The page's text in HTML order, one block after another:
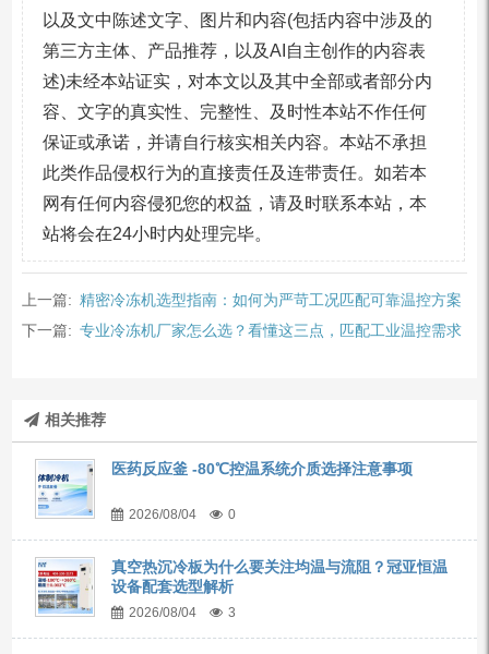
以及文中陈述文字、图片和内容(包括内容中涉及的
第三方主体、产品推荐，以及AI自主创作的内容表
述)未经本站证实，对本文以及其中全部或者部分内
容、文字的真实性、完整性、及时性本站不作任何
保证或承诺，并请自行核实相关内容。本站不承担
此类作品侵权行为的直接责任及连带责任。如若本
网有任何内容侵犯您的权益，请及时联系本站，本
站将会在24小时内处理完毕。
上一篇: 精密冷冻机选型指南：如何为严苛工况匹配可靠温控方案
下一篇: 专业冷冻机厂家怎么选？看懂这三点，匹配工业温控需求
相关推荐
医药反应釜 -80℃控温系统介质选择注意事项
2026/08/04 0
真空热沉冷板为什么要关注均温与流阻？冠亚恒温
设备配套选型解析
2026/08/04 3